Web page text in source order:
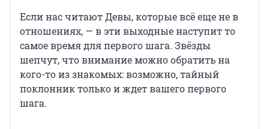
Если нас читают Девы, которые всё еще не в
отношениях, — в эти выходные наступит то
самое время для первого шага. Звёзды
шепчут, что внимание можно обратить на
кого-то из знакомых: возможно, тайный
поклонник только и ждет вашего первого
шага.